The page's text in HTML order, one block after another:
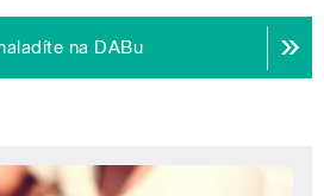
na DABu